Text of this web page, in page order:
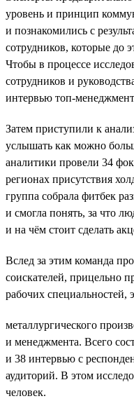
уровень и принцип
и познакомились с
сотрудников, которые до
Чтобы в процессе
сотрудников и
интервью топ-
Затем приступили к
услышать как можно
аналитики провели 34
регионах присутствия
группа собрала фитбек
и смогла понять, за что
и на чём стоит сделать
Вслед за этим команда
соискателей, прицельно
рабочих специальностей,
металлургического
и менеджмента. Всего
и 38 интервью с
аудиторий. В этом
человек.